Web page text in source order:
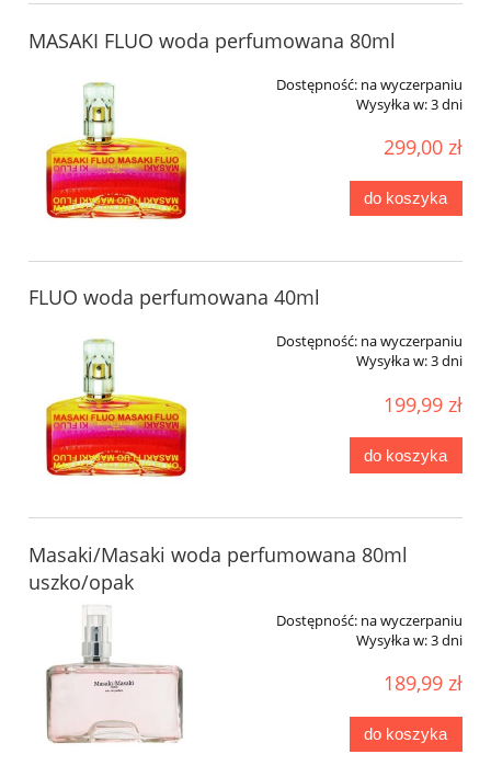
MASAKI FLUO woda perfumowana 80ml
Dostępność: na wyczerpaniu
Wysyłka w:3 dni
299,00 zł
do koszyka
FLUO woda perfumowana 40ml
Dostępność: na wyczerpaniu
Wysyłka w:3 dni
199,99 zł
do koszyka
Masaki/Masaki woda perfumowana 80ml
uszko/opak
Dostępność: na wyczerpaniu
Wysyłka w:3 dni
189,99 zł
do koszyka